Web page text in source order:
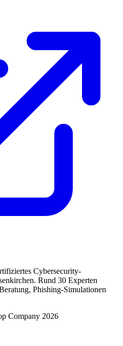
Cybersecurity-
Rund 30 Experten
Phishing-Simulationen
Company 2026